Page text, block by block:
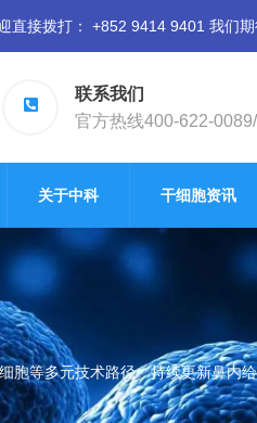
接拨打： +852 9414 9401 我们期
联系我们
官方热线400-622-
关于中科 干细胞资讯
胞等多元技术路径。持续更新鼻内